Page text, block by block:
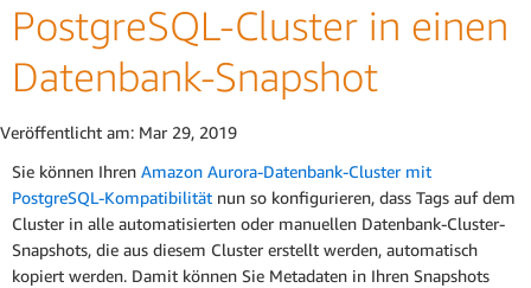
PostgreSQL-Cluster in einen
Datenbank-Snapshot
Veröffentlicht am: Mar 29, 2019
Sie können Ihren Amazon Aurora-Datenbank-Cluster mit
PostgreSQL-Kompatibilität nun so konfigurieren, dass Tags auf dem
Cluster in alle automatisierten oder manuellen Datenbank-Cluster-
Snapshots, die aus diesem Cluster erstellt werden, automatisch
kopiert werden. Damit können Sie Metadaten in Ihren Snapshots